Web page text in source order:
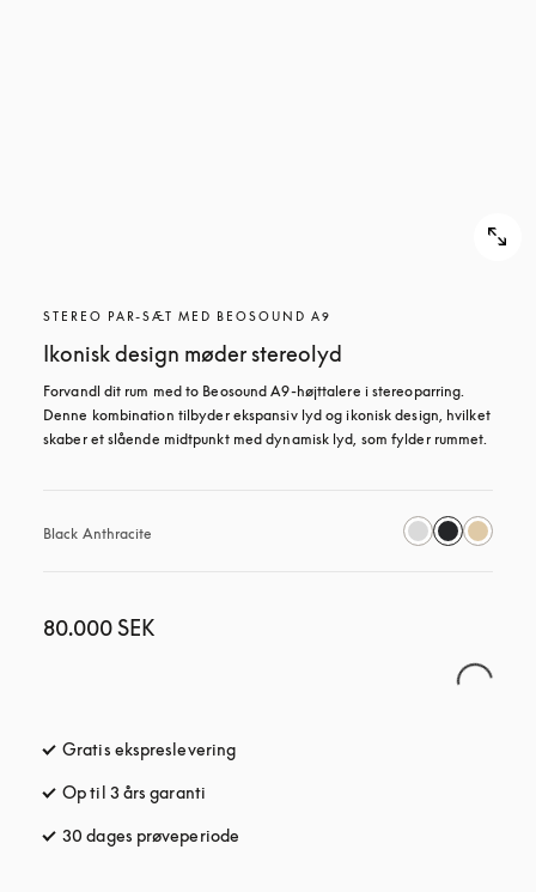
STEREO PAR-SÆT MED BEOSOUND A9
Ikonisk design møder stereolyd
Forvandl dit rum med to Beosound A9-højttalere i stereoparring.
Denne kombination tilbyder ekspansiv lyd og ikonisk design, hvilket
skaber et slående midtpunkt med dynamisk lyd, som fylder rummet.
Black Anthracite
80.000 SEK
Gratis ekspreslevering
Op til 3 års garanti
30 dages prøveperiode